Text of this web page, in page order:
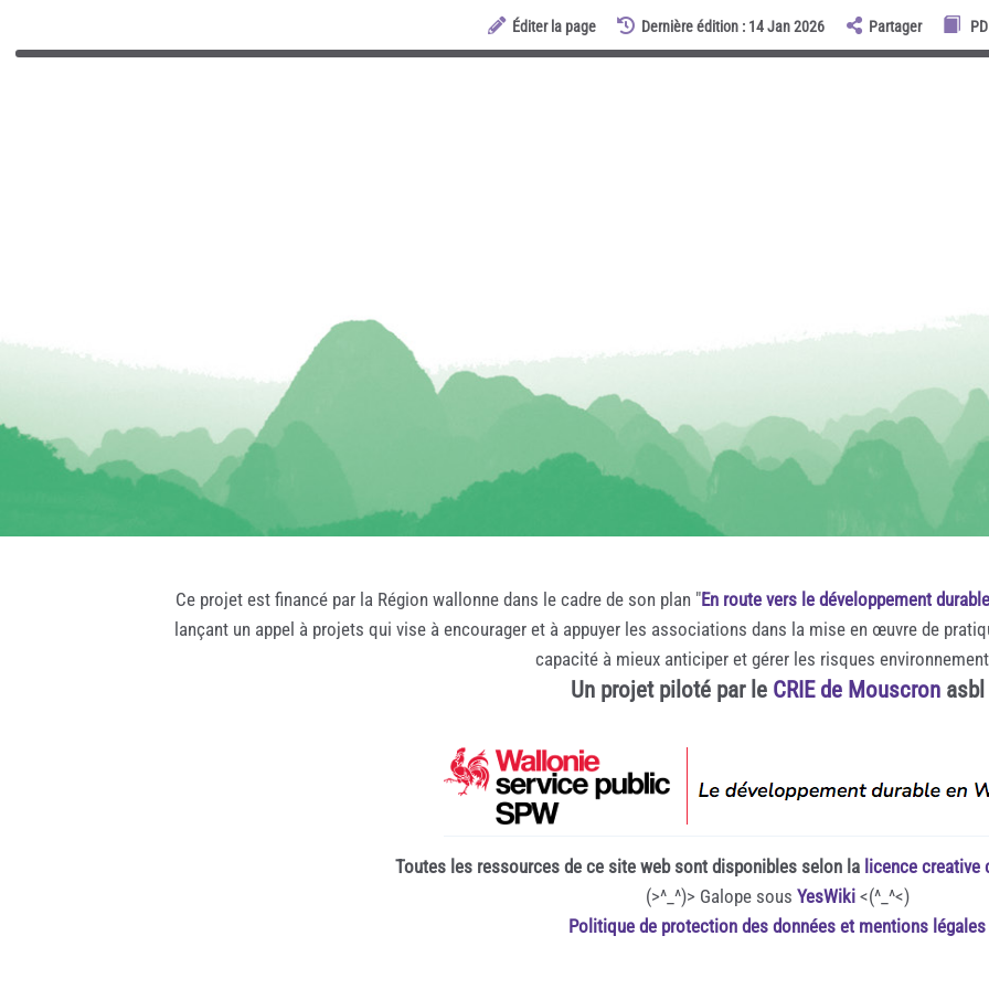
Éditer la page Dernière édition : 14 Jan 2026 Partager
Ce projet est financé par la Région wallonne dans le cadre de son plan "En route vers le développement durable
lançant un appel à projets qui vise à encourager et à appuyer les associations dans la mise en œuvre de
capacité à mieux anticiper et gérer les risques
Un projet piloté par le CRIE de Mouscronasbl
Toutes les ressources de ce site web sont disponibles selon la licence creative
(>^_^)> Galope sous YesWiki<(^_^<)
Politique de protection des données et mentions légales